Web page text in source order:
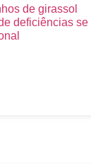
de girassol
deficiências se